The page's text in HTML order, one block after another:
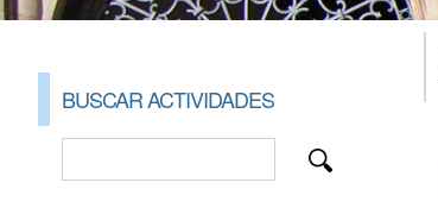
BUSCAR ACTIVIDADES